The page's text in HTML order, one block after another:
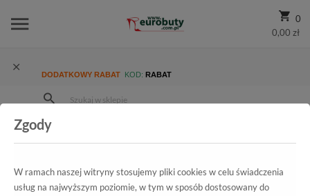
0
0,00 zł
DODATKOWY RABAT KOD: RABAT
Kolekcja damska
Szpilki
Zgody
W ramach naszej witryny stosujemy pliki cookies w celu świadczenia
usług na najwyższym poziomie, w tym w sposób dostosowany do